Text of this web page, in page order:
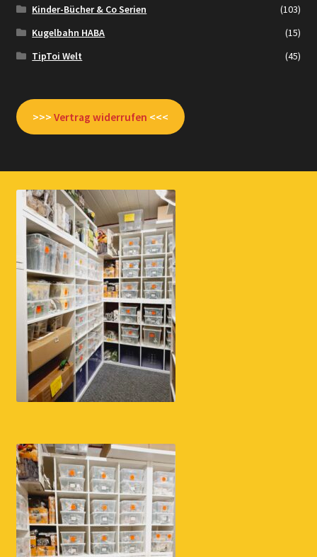
Kinder-Bücher & Co Serien
(103)
Kugelbahn HABA
(15)
TipToi Welt
(45)
>>> Vertrag widerrufen <<<